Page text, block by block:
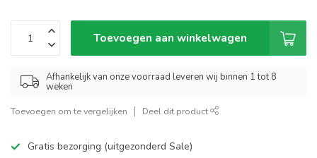
Toevoegen aan winkelwagen
Afhankelijk van onze voorraad leveren wij binnen 1 tot 8
weken
Toevoegen om te vergelijken Deel dit product
Gratis bezorging (uitgezonderd Sale)